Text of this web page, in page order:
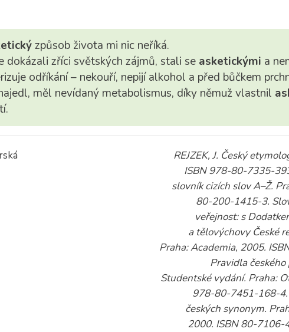
způsob života mi nic neříká.
dokázali zříci světských zájmů, stali se asketickými a
odříkání – nekouří, nepijí alkohol a před bůčkem
měl nevídaný metabolismus, díky němuž vlastnil
REJZEK, J. Český
ISBN 978-80-7335-
slovník cizích slov A–Ž.
80-200-1415-3.
veřejnost: s
a tělovýchovy České
Praha: Academia, 2005.
Pravidla
Studentské vydání. Praha:
978-80-7451-168-4.
českých synonym.
2000. ISBN 80-7106-